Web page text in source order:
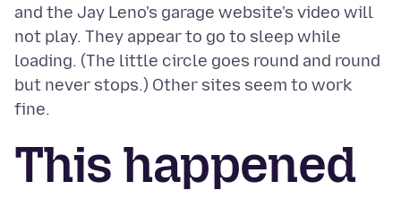
and the Jay Leno's garage website's video will
not play. They appear to go to sleep while
loading. (The little circle goes round and round
but never stops.) Other sites seem to work
This happened